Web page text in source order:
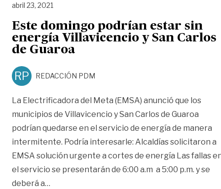
abril 23, 2021
Este domingo podrían estar sin
energía Villavicencio y San Carlos
de Guaroa
RP REDACCIÓN PDM
La Electrificadora del Meta (EMSA) anunció que los
municipios de Villavicencio y San Carlos de Guaroa
podrían quedarse en el servicio de energía de manera
intermitente. Podría interesarle: Alcaldías solicitaron a
EMSA solución urgente a cortes de energía Las fallas
el servicio se presentarán de 6:00 a.m a 5:00 p.m. y se
deberá a…